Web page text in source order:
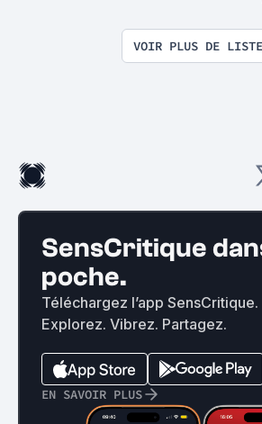
VOIR PLUS DE
SensCritique
poche.
Téléchargez l’app SensCritique.
Explorez. Vibrez. Partagez.
EN SAVOIR PLUS